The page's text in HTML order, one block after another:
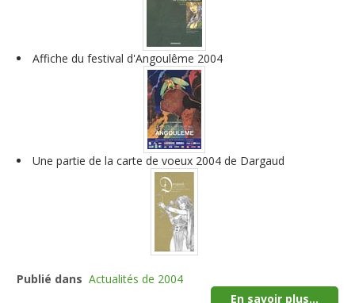
Affiche du festival d'Angoulême 2004
Une partie de la carte de voeux 2004 de Dargaud
Publié dans Actualités de 2004
En savoir plus...